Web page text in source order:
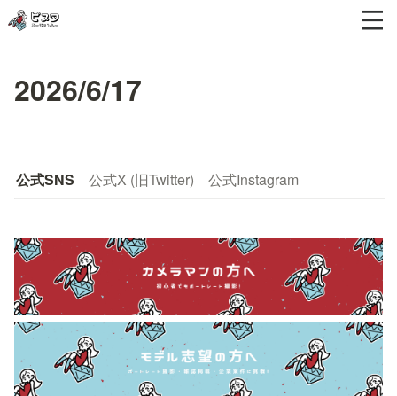
2026/6/17
公式SNS 公式X (旧Twitter) 公式Instagram